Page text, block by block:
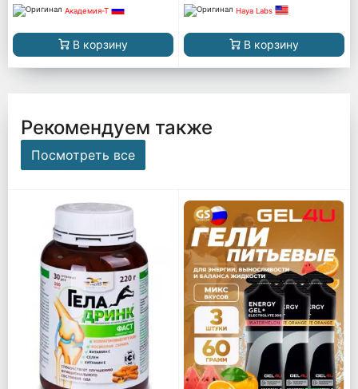
Академия-Т
В корзину
Haya Labs
В корзину
Рекомендуем также
Посмотреть все